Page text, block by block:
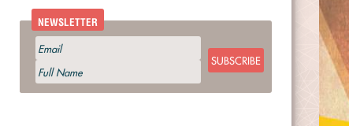
NEWSLETTER
SUBSCRIBE